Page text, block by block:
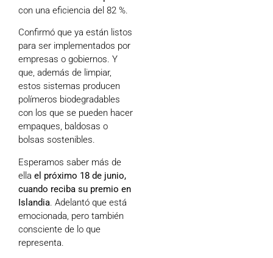
con una eficiencia del 82 %.
Confirmó que ya están listos
para ser implementados por
empresas o gobiernos. Y
que, además de limpiar,
estos sistemas producen
polímeros biodegradables
con los que se pueden hacer
empaques, baldosas o
bolsas sostenibles.
Esperamos saber más de
ella el próximo 18 de junio,
cuando reciba su premio en
Islandia. Adelantó que está
emocionada, pero también
consciente de lo que
representa.